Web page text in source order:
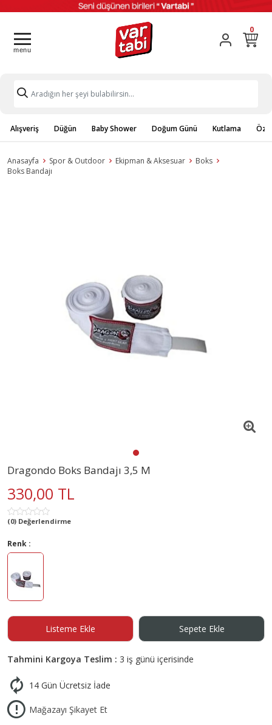
0
Alışveriş Düğün Baby Shower Doğum Günü Kutlama
Anasayfa Spor & Outdoor Ekipman & Aksesuar
Boks
Boks Bandajı
Dragondo Boks Bandajı 3,5 M
330,00 TL
(0) Değerlendirme
Renk :
Listeme Ekle Sepete Ekle
Tahmini Kargoya Teslim : 3 iş günü içerisinde
14 Gün Ücretsiz İade
Mağazayı Şikayet Et